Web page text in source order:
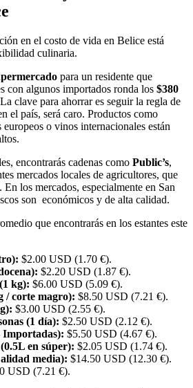
en el costo de vida en Belice está
culinaria.
para un residente que
con algunos importados ronda los $380
clave para ahorrar es seguir la regla de
el país, será caro. Productos como
europeos o vinos internacionales están
encontrarás cadenas como Public’s,
mercados locales de agricultores, que
los mercados, especialmente en San
son económicos y de alta calidad.
que encontrarás en los estantes este
$2.00 USD (1.70 €).
$2.20 USD (1.87 €).
kg): $6.00 USD (5.09 €).
/ corte magro): $8.50 USD (7.21 €).
$3.00 USD (2.55 €).
(1 día): $2.50 USD (2.12 €).
Importadas): $5.50 USD (4.67 €).
en súper): $2.05 USD (1.74 €).
media): $14.50 USD (12.30 €).
USD (7.21 €).